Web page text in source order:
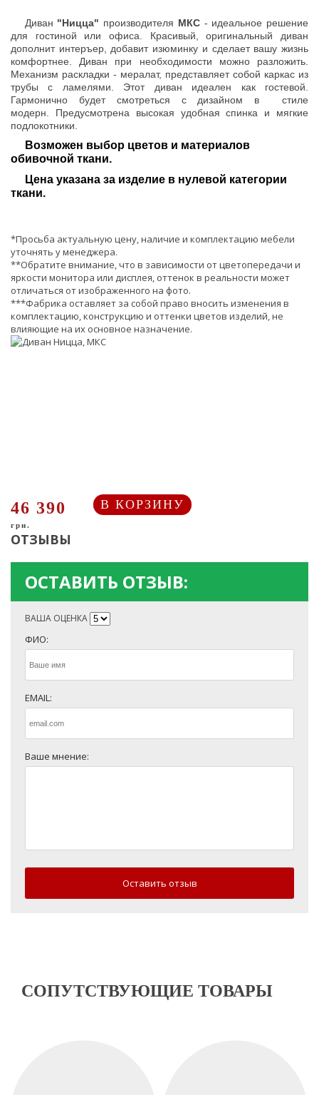
Диван "Ницца" производителя МКС - идеальное решение
для гостиной или офиса. Красивый, оригинальный диван
дополнит интеръер, добавит изюминку и сделает вашу жизнь
комфортнее. Диван при необходимости можно разложить.
Механизм раскладки - мералат, представляет собой каркас из
трубы с ламелями. Этот диван идеален как гостевой.
Гармонично будет смотреться с дизайном в стиле
модерн. Предусмотрена высокая удобная спинка и мягкие
подлокотники.
Возможен выбор цветов и материалов
обивочной ткани.
Цена указана за изделие в нулевой категории
ткани.
*Просьба актуальную цену, наличие и комплектацию мебели
уточнять у менеджера.
**Обратите внимание, что в зависимости от цветопередачи и
яркости монитора или дисплея, оттенок в реальности может
отличаться от изображенного на фото.
***Фабрика оставляет за собой право вносить изменения в
комплектацию, конструкцию и оттенки цветов изделий, не
влияющие на их основное назначение.
46 390
грн.
В КОРЗИНУ
ОТЗЫВЫ
ОСТАВИТЬ ОТЗЫВ:
ВАША ОЦЕНКА
ФИО:
EMAIL:
Ваше мнение:
Оставить отзыв
СОПУТСТВУЮЩИЕ ТОВАРЫ